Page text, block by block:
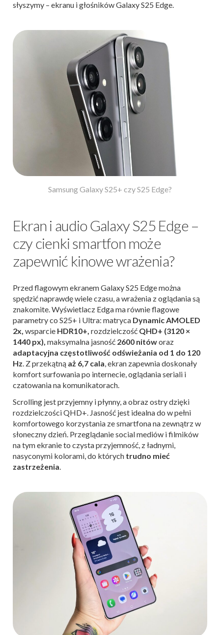
słyszymy – ekranu i głośników Galaxy S25 Edge.
Samsung Galaxy S25+ czy S25 Edge?
Ekran i audio Galaxy S25 Edge –
czy cienki smartfon może
zapewnić kinowe wrażenia?
Przed flagowym ekranem Galaxy S25 Edge można
spędzić naprawdę wiele czasu, a wrażenia z oglądania są
znakomite. Wyświetlacz Edga ma równie flagowe
parametry co S25+ i Ultra: matryca Dynamic AMOLED
2x, wsparcie HDR10+, rozdzielczość QHD+ (3120 ×
1440 px), maksymalna jasność 2600 nitóworaz
adaptacyjna częstotliwość odświeżania od 1 do 120
Hz. Z przekątną aż 6,7 cala, ekran zapewnia doskonały
komfort surfowania po internecie, oglądania seriali i
czatowania na komunikatorach.
Scrolling jest przyjemny i płynny, a obraz ostry dzięki
rozdzielczości QHD+. Jasność jest idealna do w pełni
komfortowego korzystania ze smartfona na zewnątrz w
słoneczny dzień. Przeglądanie social mediów i filmików
na tym ekranie to czysta przyjemność, z ładnymi,
nasyconymi kolorami, do których trudno mieć
zastrzeżenia.